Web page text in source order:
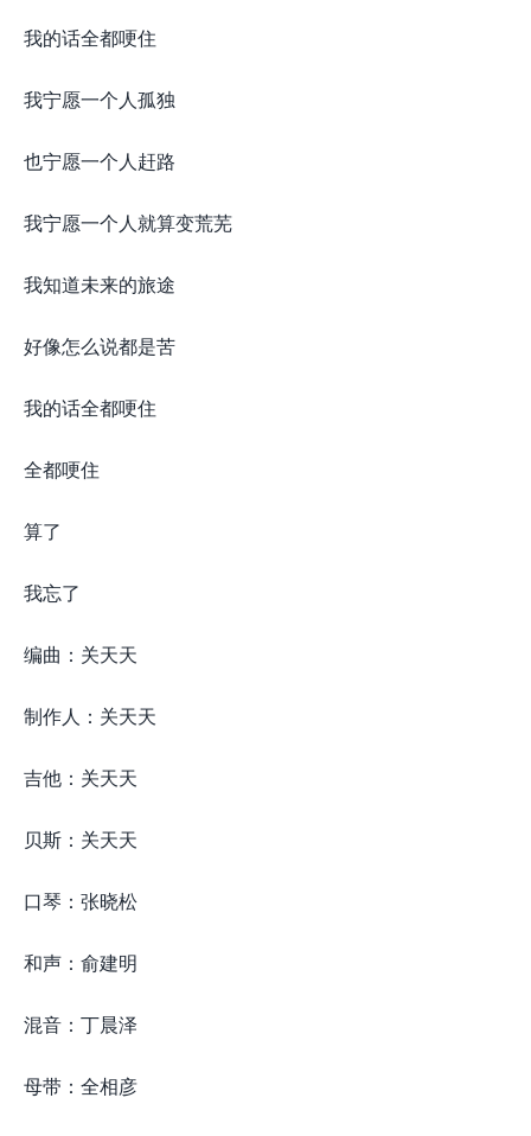
我的话全都哽住
我宁愿一个人孤独
也宁愿一个人赶路
我宁愿一个人就算变荒芜
我知道未来的旅途
好像怎么说都是苦
我的话全都哽住
全都哽住
算了
我忘了
编曲：关天天
制作人：关天天
吉他：关天天
贝斯：关天天
口琴：张晓松
和声：俞建明
混音：丁晨泽
母带：全相彦